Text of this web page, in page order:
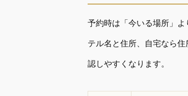
予約時は「今いる場所」
テル名と住所、自宅なら
認しやすくなります。